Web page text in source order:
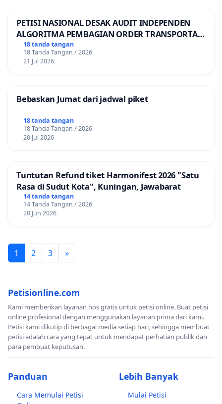
PETISI NASIONAL DESAK AUDIT INDEPENDEN
ALGORITMA PEMBAGIAN ORDER TRANSPORTASI
ONLINE
18 tanda tangan
18 Tanda Tangan / 2026
21 Jul 2026
Bebaskan Jumat dari jadwal piket
18 tanda tangan
18 Tanda Tangan / 2026
20 Jul 2026
Tuntutan Refund tiket Harmonifest 2026 "Satu
Rasa di Sudut Kota", Kuningan, Jawabarat
14 tanda tangan
14 Tanda Tangan / 2026
20 Jun 2026
1 2 3 »
Petisionline.com
Kami memberikan layanan hos gratis untuk petisi online. Buat petisi
online profesional dengan menggunakan layanan prima dari kami.
Petisi kami dikutip di berbagai media setiap hari, sehingga membuat
petisi adalah cara yang tepat untuk mendapat perhatian publik dan
para pembuat keputusan.
Panduan
Cara Memulai Petisi
Lebih Banyak
Mulai Petisi